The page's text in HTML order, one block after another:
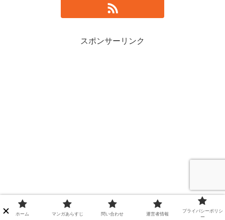
スポンサーリンク
ホーム マンガあらすじ 問い合わせ 運営者情報
プライバシーポリシ
ー